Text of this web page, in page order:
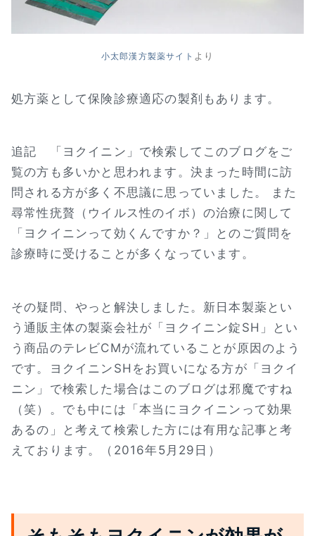
小太郎漢方製薬サイト より
処方薬として保険診療適応の製剤もあります。
追記 「ヨクイニン」で検索してこのブログをご
覧の方も多いかと思われます。決まった時間に訪
問される方が多く不思議に思っていました。 また
尋常性疣贅（ウイルス性のイボ）の治療に関して
「ヨクイニンって効くんですか？」とのご質問を
診療時に受けることが多くなっています。
その疑問、やっと解決しました。新日本製薬とい
う通販主体の製薬会社が「ヨクイニン錠SH」とい
う商品のテレビCMが流れていることが原因のよう
です。ヨクイニンSHをお買いになる方が「ヨクイ
ニン」で検索した場合はこのブログは邪魔ですね
（笑）。でも中には「本当にヨクイニンって効果
あるの」と考えて検索した方には有用な記事と考
えております。（2016年5月29日）